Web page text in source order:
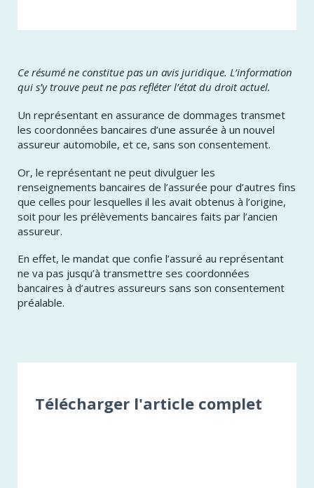
​Ce résumé ne constitue pas un avis juridique. L’information
qui s’y trouve peut ne pas refléter l’état du droit actuel.
​Un représentant en assurance de dommages transmet
les coordonnées bancaires d’une assurée à un nouvel
assureur automobile, et ce, sans son consentement.
​Or, le représentant ne peut divulguer les
renseignements bancaires de l’assurée pour d’autres fins
que celles pour lesquelles il les avait obtenus à l’origine,
soit pour les prélèvements bancaires faits par l’ancien
assureur.
​En effet, le mandat que confie l’assuré au représentant
ne va pas jusqu’à transmettre ses coordonnées
bancaires à d’autres assureurs sans son consentement
préalable.
Télécharger l'article complet